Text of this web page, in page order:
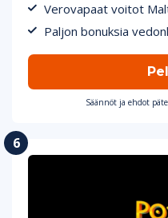
Verovapaat voitot
Paljon bonuksia
Säännöt ja ehdot